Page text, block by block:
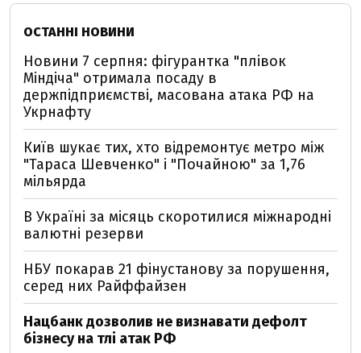
ОСТАННІ НОВИНИ
Новини 7 серпня: фігурантка "плівок
Міндіча" отримала посаду в
держпідприємстві, масована атака РФ на
Укрнафту
Київ шукає тих, хто відремонтує метро між
"Тараса Шевченко" і "Почайною" за 1,76
мільярда
В Україні за місяць скоротилися міжнародні
валютні резерви
НБУ покарав 21 фінустанову за порушення,
серед них Райффайзен
Нацбанк дозволив не визнавати дефолт
бізнесу на тлі атак РФ